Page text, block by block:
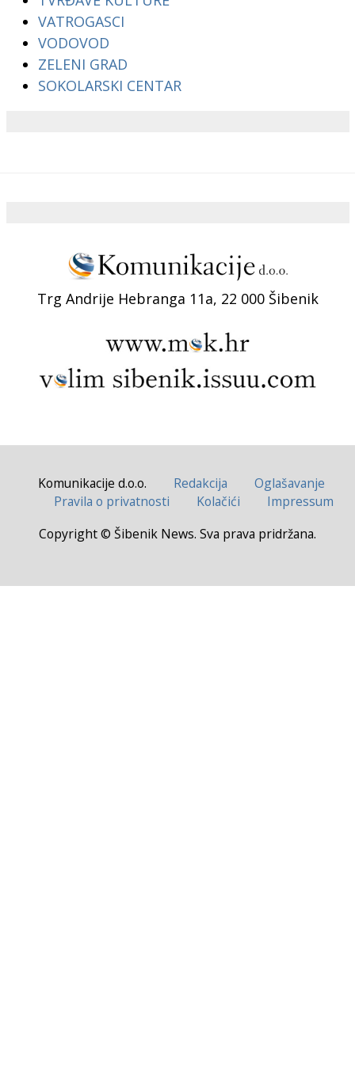
VATROGASCI
VODOVOD
ZELENI GRAD
SOKOLARSKI CENTAR
Trg Andrije Hebranga 11a, 22 000 Šibenik
Komunikacije d.o.o. Redakcija
Oglašavanje
Pravila o privatnosti
Kolačići
Impressum
Copyright © Šibenik News. Sva prava pridržana.